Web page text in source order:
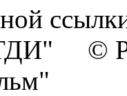
©